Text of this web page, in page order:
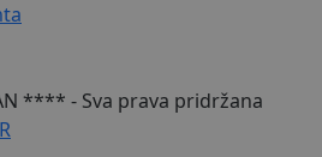
**** - Sva prava pridržana